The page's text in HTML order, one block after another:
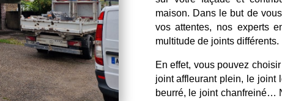
maison. Dans le but de
vos attentes, nos experts
multitude de joints différents.
En effet, vous pouvez
joint affleurant plein, le joint
beurré, le joint chanfreiné…